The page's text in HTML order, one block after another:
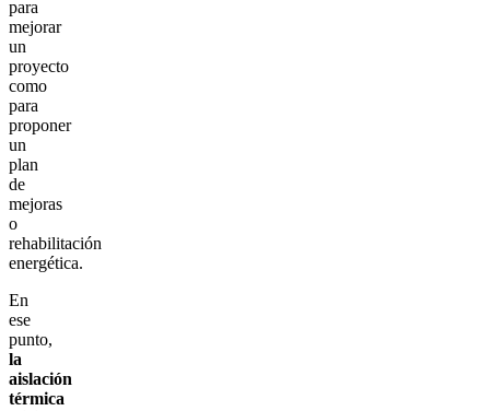
para
mejorar
un
proyecto
como
para
proponer
un
plan
de
mejoras
o
rehabilitación
energética.
En
ese
punto,
la
aislación
térmica